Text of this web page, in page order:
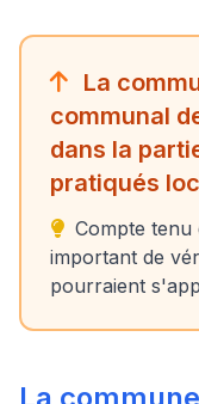
La
communal
dans la
pratiqués
Compte tenu
important de
pourraient